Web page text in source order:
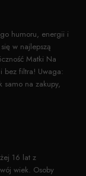
humoru, energii i
w najlepszą
Matki Na
bez filtra! Uwaga:
samo na zakupy,
16 lat z
wiek. Osoby